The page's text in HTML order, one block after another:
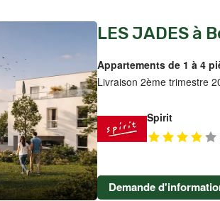
LES JADES à
Appartements de 1 à 4
Livraison 2ème trimestre
Spirit
Demande